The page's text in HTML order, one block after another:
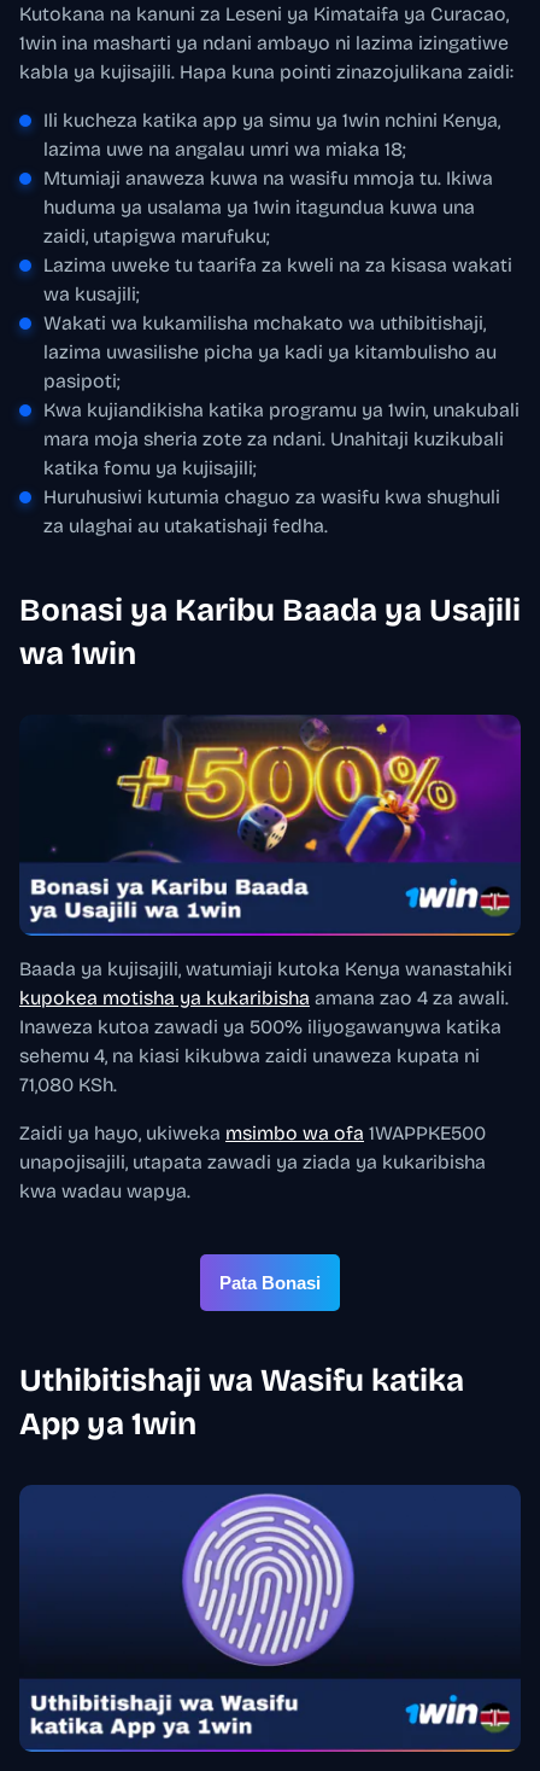
Kutokana na kanuni za Leseni ya Kimataifa ya Curacao,
1win ina masharti ya ndani ambayo ni lazima izingatiwe
kabla ya kujisajili. Hapa kuna pointi zinazojulikana zaidi:
Ili kucheza katika app ya simu ya 1win nchini Kenya,
lazima uwe na angalau umri wa miaka 18;
Mtumiaji anaweza kuwa na wasifu mmoja tu. Ikiwa
huduma ya usalama ya 1win itagundua kuwa una
zaidi, utapigwa marufuku;
Lazima uweke tu taarifa za kweli na za kisasa wakati
wa kusajili;
Wakati wa kukamilisha mchakato wa uthibitishaji,
lazima uwasilishe picha ya kadi ya kitambulisho au
pasipoti;
Kwa kujiandikisha katika programu ya 1win, unakubali
mara moja sheria zote za ndani. Unahitaji kuzikubali
katika fomu ya kujisajili;
Huruhusiwi kutumia chaguo za wasifu kwa shughuli
za ulaghai au utakatishaji fedha.
Bonasi ya Karibu Baada ya Usajili
wa 1win
Baada ya kujisajili, watumiaji kutoka Kenya wanastahiki
kupokea motisha ya kukaribisha amana zao 4 za awali.
Inaweza kutoa zawadi ya 500% iliyogawanywa katika
sehemu 4, na kiasi kikubwa zaidi unaweza kupata ni
71,080 KSh.
Zaidi ya hayo, ukiweka msimbo wa ofa 1WAPPKE500
unapojisajili, utapata zawadi ya ziada ya kukaribisha
kwa wadau wapya.
Pata Bonasi
Uthibitishaji wa Wasifu katika
App ya 1win